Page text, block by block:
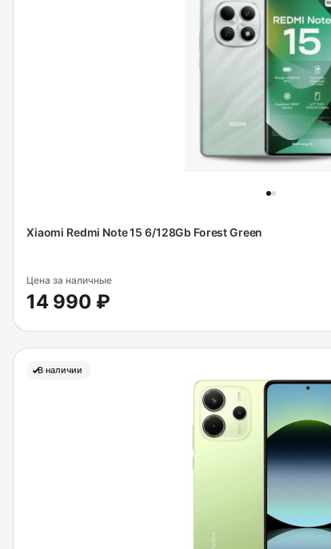
Xiaomi Redmi Note 15 6/128Gb Forest Green
Цена за наличные
14 990 ₽
В наличии